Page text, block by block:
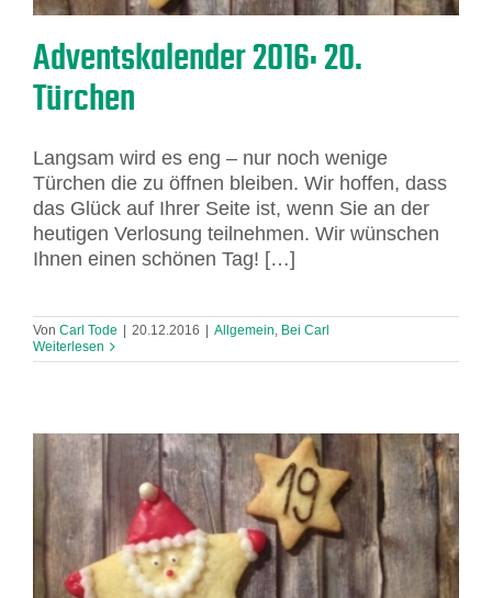
Adventskalender 2016: 20.
Türchen
Langsam wird es eng – nur noch wenige
Türchen die zu öffnen bleiben. Wir hoffen, dass
das Glück auf Ihrer Seite ist, wenn Sie an der
heutigen Verlosung teilnehmen. Wir wünschen
Ihnen einen schönen Tag! […]
Von Carl Tode | 20.12.2016 | Allgemein Bei Carl
Weiterlesen